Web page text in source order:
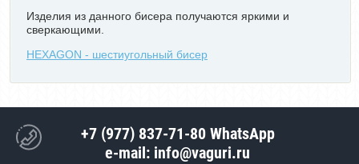
Изделия из данного бисера получаются яркими и
сверкающими.
HEXAGON - шестиугольный бисер
+7 (977) 837-71-80 WhatsApp
e-mail: info@vaguri.ru